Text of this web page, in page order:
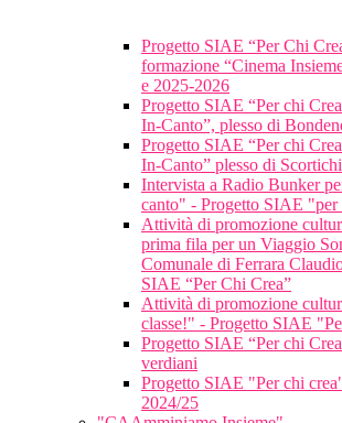
Progetto SIAE “Per Chi
formazione “Cinema
e 2025-2026
Progetto SIAE “Per chi
In-Canto”, plesso di
Progetto SIAE “Per chi
In-Canto” plesso di
Intervista a Radio Bunker
canto" - Progetto SIAE "per
Attività di promozione
prima fila per un Viaggio
Comunale di Ferrara
SIAE “Per Chi Crea”
Attività di promozione
classe!" - Progetto SIAE
Progetto SIAE “Per chi
verdiani
Progetto SIAE "Per chi
2024/25